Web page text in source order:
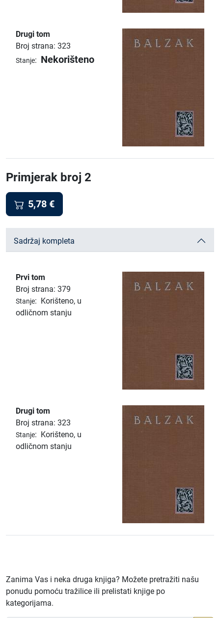
Drugi tom
Broj strana: 323
Stanje: Nekorišteno
Primjerak broj 2
5,78 €
Sadržaj kompleta
Prvi tom
Broj strana: 379
Stanje: Korišteno, u
odličnom stanju
Drugi tom
Broj strana: 323
Stanje: Korišteno, u
odličnom stanju
Zanima Vas i neka druga knjiga? Možete pretražiti našu
ponudu pomoću tražilice ili prelistati knjige po
kategorijama.